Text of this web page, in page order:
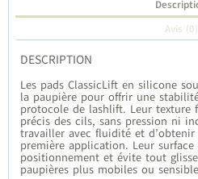
Avis (0)
DESCRIPTION
Les pads ClassicLift en silicone
la paupière pour offrir une
protocole de lashlift. Leur texture
précis des cils, sans pression ni
travailler avec fluidité et
première application. Leur
positionnement et évite tout
paupières plus mobiles ou